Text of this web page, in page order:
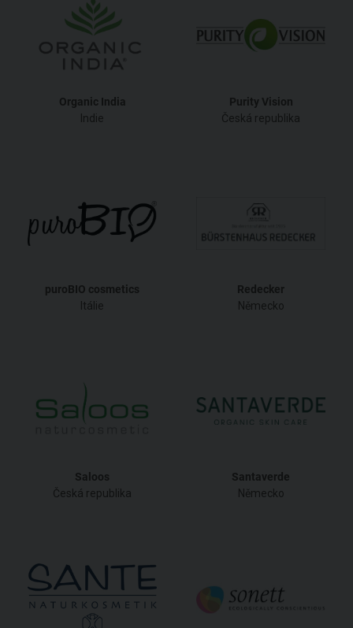
Organic India
Indie
Purity Vision
Česká republika
puroBIO cosmetics
Itálie
Redecker
Německo
Saloos
Česká republika
Santaverde
Německo